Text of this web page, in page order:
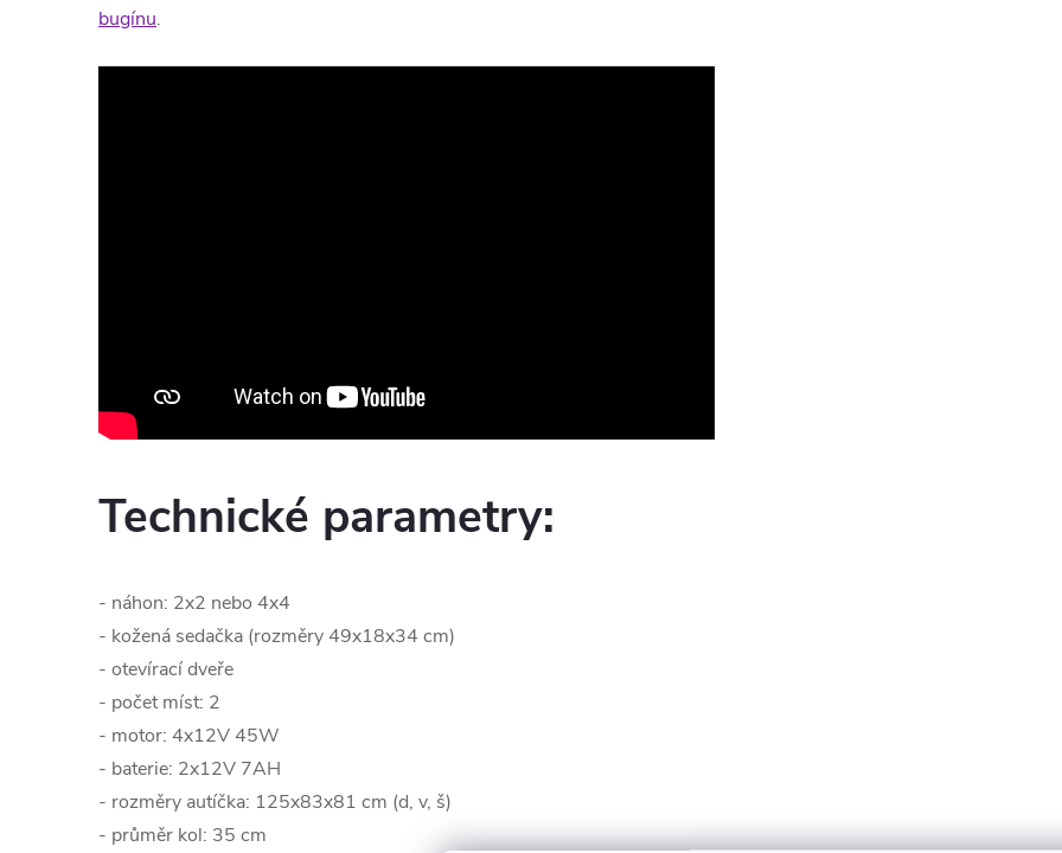
bugínu.
Technické parametry:
- náhon: 2x2 nebo 4x4
- kožená sedačka (rozměry 49x18x34 cm)
- otevírací dveře
- počet míst: 2
- motor: 4x12V 45W
- baterie: 2x12V 7AH
- rozměry autíčka: 125x83x81 cm (d, v, š)
- průměr kol: 35 cm